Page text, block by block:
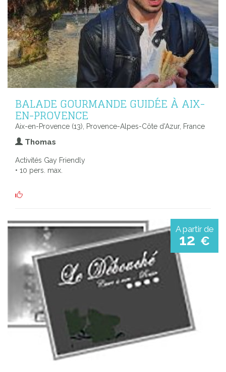
BALADE GOURMANDE GUIDÉE À AIX-
EN-PROVENCE
Aix-en-Provence (13), Provence-Alpes-Côte d'Azur, France
Thomas
Activités Gay Friendly
• 10 pers. max.
A partir de
12 €